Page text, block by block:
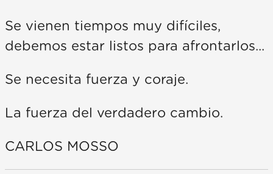
Se vienen tiempos muy difíciles,
debemos estar listos para afrontarlos...
Se necesita fuerza y coraje.
La fuerza del verdadero cambio.
CARLOS MOSSO